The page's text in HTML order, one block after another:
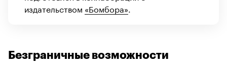
издательством «Бомбора»
Безграничные возможности